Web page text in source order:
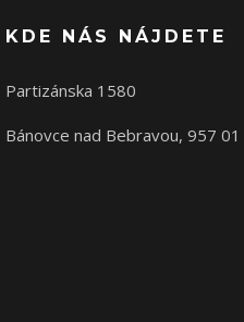
KDE NÁS NÁJDETE
Partizánska 1580
Bánovce nad Bebravou, 957 01